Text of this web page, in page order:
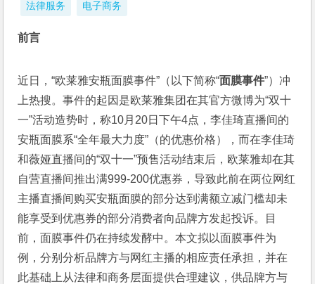
法律服务 电子商务
前言
近日，“欧莱雅安瓶面膜事件”（以下简称“面膜事件”）冲
上热搜。事件的起因是欧莱雅集团在其官方微博为“双十
一”活动造势时，称10月20日下午4点，李佳琦直播间的
安瓶面膜系“全年最大力度”（的优惠价格），而在李佳琦
和薇娅直播间的“双十一”预售活动结束后，欧莱雅却在其
自营直播间推出满999-200优惠券，导致此前在两位网红
主播直播间购买安瓶面膜的部分达到满额立减门槛却未
能享受到优惠券的部分消费者向品牌方发起投诉。目
前，面膜事件仍在持续发酵中。本文拟以面膜事件为
例，分别分析品牌方与网红主播的相应责任承担，并在
此基础上从法律和商务层面提供合理建议，供品牌方与